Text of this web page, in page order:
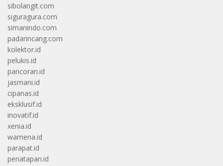
sibolangit.com
siguragura.com
simanindo.com
padarincang.com
kolektor.id
pelukis.id
pancoran.id
jasmani.id
cipanas.id
eksklusif.id
inovatif.id
xenia.id
wamena.id
parapat.id
penatapan.id